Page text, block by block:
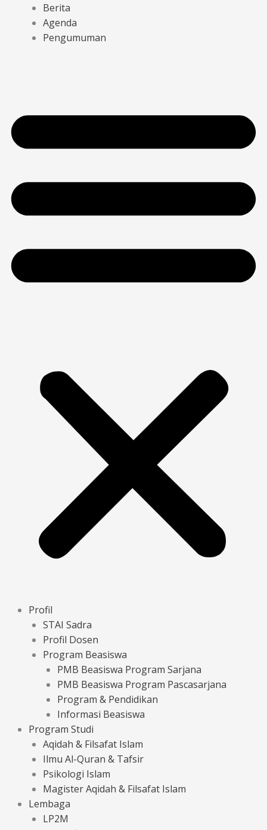
Berita
Agenda
Pengumuman
Profil
STAI Sadra
Profil Dosen
Program Beasiswa
PMB Beasiswa Program Sarjana
PMB Beasiswa Program Pascasarjana
Program & Pendidikan
Informasi Beasiswa
Program Studi
Aqidah & Filsafat Islam
Ilmu Al-Quran & Tafsir
Psikologi Islam
Magister Aqidah & Filsafat Islam
Lembaga
LP2M